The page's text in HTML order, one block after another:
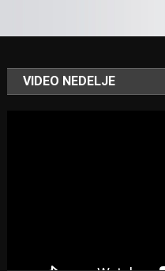
VIDEO NEDELJE